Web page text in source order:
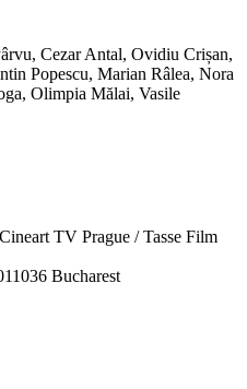
Cezar Antal, Ovidiu Crișan,
Popescu, Marian Râlea, Nora
Olimpia Mălai, Vasile
TV Prague / Tasse Film
Bucharest